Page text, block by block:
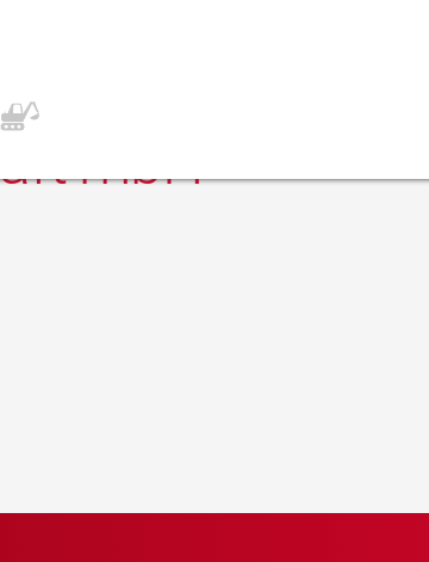
mbH